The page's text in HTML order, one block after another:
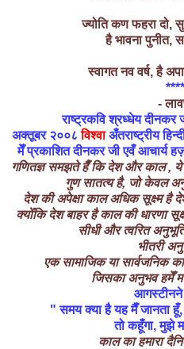
ज्योति कण फहरा दो,
है भावना पुनीत,
स्वागत नव वर्ष, है
-
राष्ट्रकवि श्रध्धेय दीनकर
अक्तूबर २००८विश्वाअँतराष्ट्रीय
मेँ प्रकाशित दीनकर जी एवँ आचार्य
गणितज्ञ समझते हैँ कि देश और काल ,
गुण सातत्य है, जो केवल
देश की अपेक्षा काल अधिक सूक्ष्म है
क्योँकि देश बाहर है काल की धारणा
सीधी और त्वरित
भीतरी
एक सामाजिक या सार्वजनिक
जिसका अनुभव हमेँ
आगस्टीनने
" समय क्या है यह मैँ जानता
तो कहूँगा, मुझे
काल का हमारा